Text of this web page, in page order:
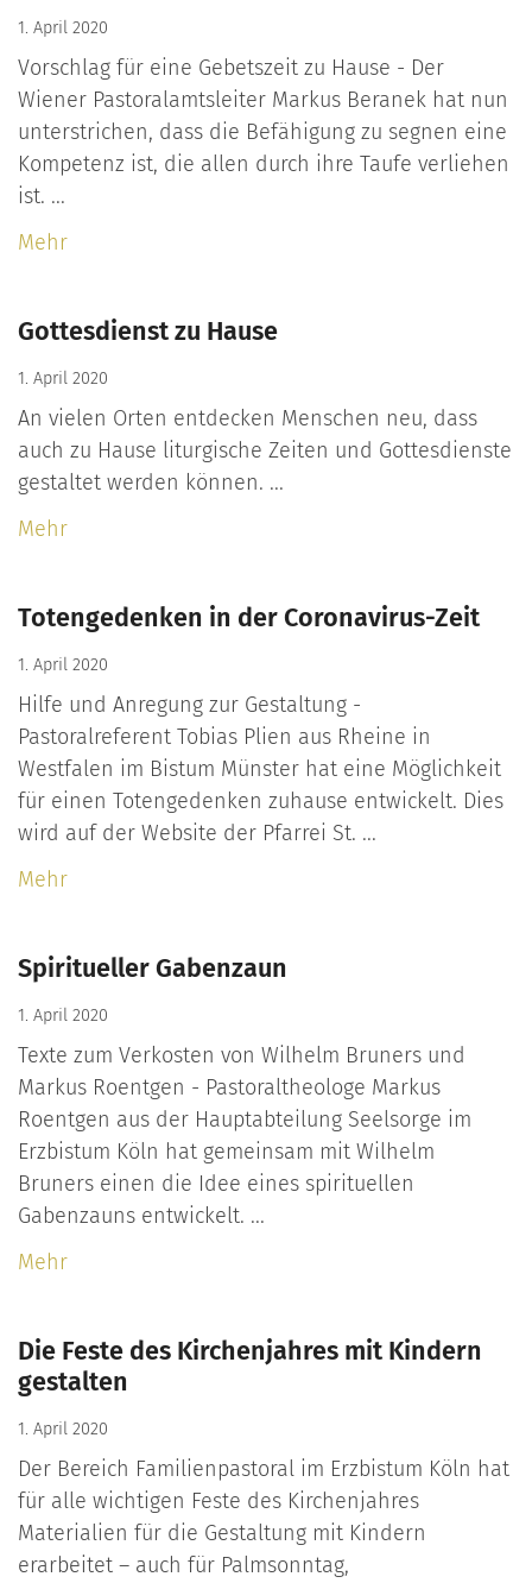
1. April 2020
Vorschlag für eine Gebetszeit zu Hause - Der
Wiener Pastoralamtsleiter Markus Beranek hat nun
unterstrichen, dass die Befähigung zu segnen eine
Kompetenz ist, die allen durch ihre Taufe verliehen
ist. ...
Mehr
Gottesdienst zu Hause
1. April 2020
An vielen Orten entdecken Menschen neu, dass
auch zu Hause liturgische Zeiten und Gottesdienste
gestaltet werden können. ...
Mehr
Totengedenken in der Coronavirus-Zeit
1. April 2020
Hilfe und Anregung zur Gestaltung -
Pastoralreferent Tobias Plien aus Rheine in
Westfalen im Bistum Münster hat eine Möglichkeit
für einen Totengedenken zuhause entwickelt. Dies
wird auf der Website der Pfarrei St. ...
Mehr
Spiritueller Gabenzaun
1. April 2020
Texte zum Verkosten von Wilhelm Bruners und
Markus Roentgen - Pastoraltheologe Markus
Roentgen aus der Hauptabteilung Seelsorge im
Erzbistum Köln hat gemeinsam mit Wilhelm
Bruners einen die Idee eines spirituellen
Gabenzauns entwickelt. ...
Mehr
Die Feste des Kirchenjahres mit Kindern
gestalten
1. April 2020
Der Bereich Familienpastoral im Erzbistum Köln hat
für alle wichtigen Feste des Kirchenjahres
Materialien für die Gestaltung mit Kindern
erarbeitet – auch für Palmsonntag,